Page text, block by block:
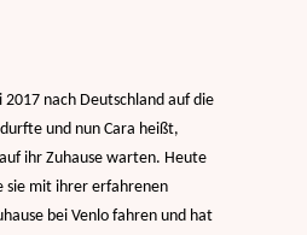
nach Deutschland auf die
und nun Cara heißt,
ihr Zuhause warten. Heute
sie mit ihrer erfahrenen
bei Venlo fahren und hat